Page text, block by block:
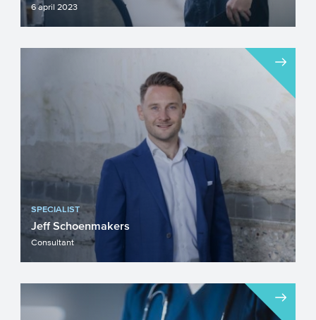
6 april 2023
Werkgelegenheid (SZW) heeft een nieuwe
subsidie voor duurzame in...
SPECIALIST
Jeff Schoenmakers
Consultant